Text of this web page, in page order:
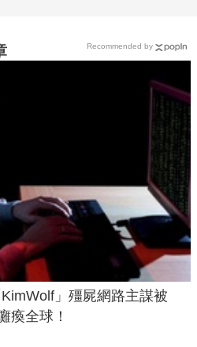
」殭屍網路主謀被
瘓全球！
Recommended by